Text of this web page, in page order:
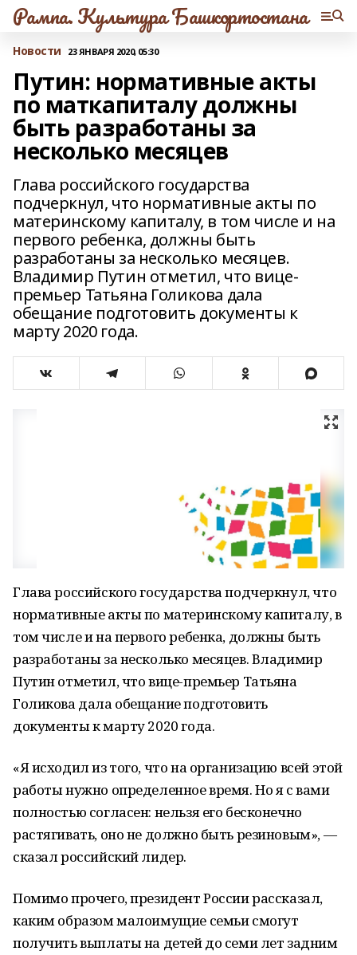
Рампа. Культура Башкортостана
Новости 23 ЯНВАРЯ 2020, 05:30
Путин: нормативные акты
по маткапиталу должны
быть разработаны за
несколько месяцев
Глава российского государства
подчеркнул, что нормативные акты по
материнскому капиталу, в том числе и на
первого ребенка, должны быть
разработаны за несколько месяцев.
Владимир Путин отметил, что вице-
премьер Татьяна Голикова дала
обещание подготовить документы к
марту 2020 года.
Глава российского государства подчеркнул, что
нормативные акты по материнскому капиталу, в
том числе и на первого ребенка, должны быть
разработаны за несколько месяцев. Владимир
Путин отметил, что вице-премьер Татьяна
Голикова дала обещание подготовить
документы к марту 2020 года.
«Я исходил из того, что на организацию всей этой
работы нужно определенное время. Но я с вами
полностью согласен: нельзя его бесконечно
растягивать, оно не должно быть резиновым», —
сказал российский лидер.
Помимо прочего, президент России рассказал,
каким образом малоимущие семьи смогут
получить выплаты на детей до семи лет задним